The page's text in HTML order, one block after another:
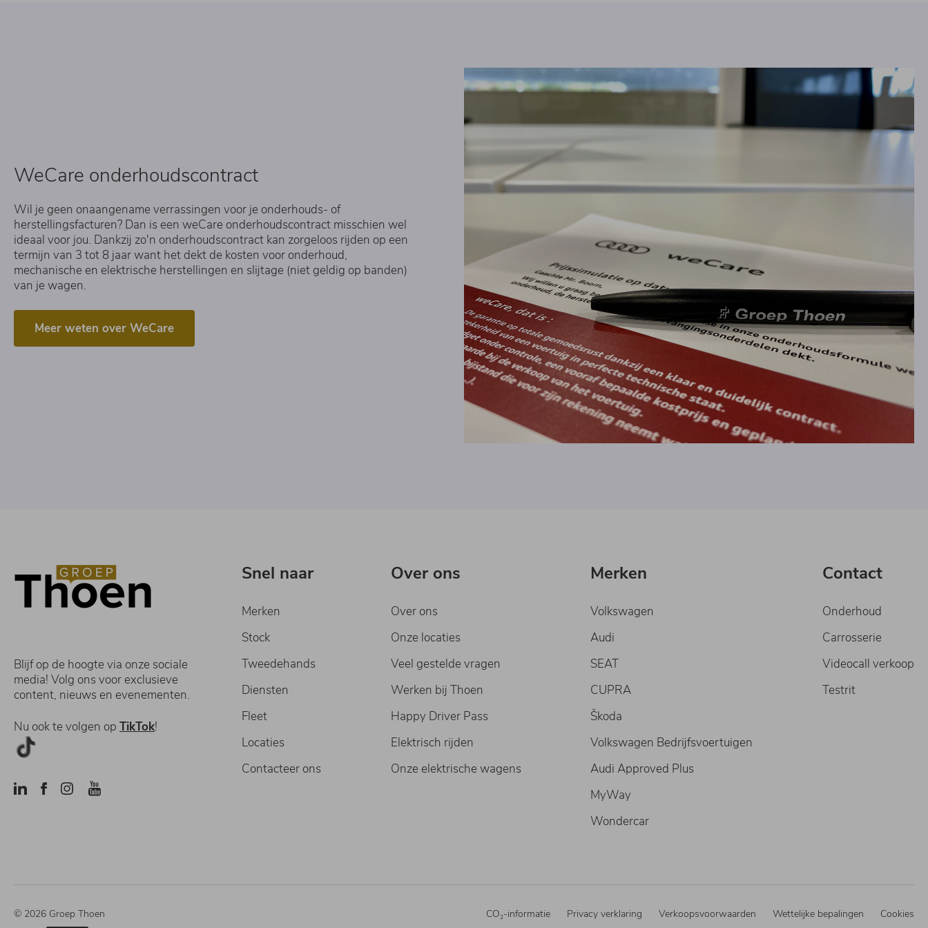
WeCare onderhoudscontract
Wil je geen onaangename verrassingen voor je onderhouds- of
herstellingsfacturen? Dan is een weCare onderhoudscontract misschien wel
ideaal voor jou. Dankzij zo'n onderhoudscontract kan zorgeloos rijden op een
termijn van 3 tot 8 jaar want het dekt de kosten voor onderhoud,
mechanische en elektrische herstellingen en slijtage (niet geldig op banden)
van je wagen.
Meer weten over WeCare
Blijf op de hoogte via onze sociale
media! Volg ons voor exclusieve
content, nieuws en evenementen.
Nu ook te volgen op TikTok!
Snel naar
Merken
Stock
Tweedehands
Diensten
Fleet
Locaties
Contacteer ons
Over ons
Over ons
Onze locaties
Veel gestelde vragen
Werken bij Thoen
Happy Driver Pass
Elektrisch rijden
Onze elektrische wagens
Merken
Volkswagen
Audi
SEAT
CUPRA
Škoda
Volkswagen Bedrijfsvoertuigen
Audi Approved Plus
MyWay
Wondercar
Contact
Onderhoud
Carrosserie
Videocall verkoop
Testrit
© 2026 Groep Thoen CO₂-informatie Privacy verklaring Verkoopsvoorwaarden Wettelijke bepalingen Cookies